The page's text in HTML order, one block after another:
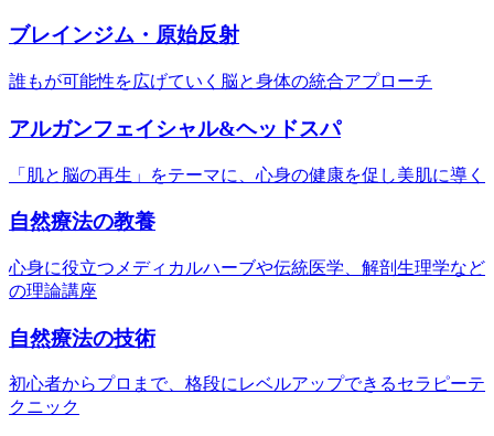
ブレインジム・原始反射
誰もが可能性を広げていく脳と身体の統合アプローチ
アルガンフェイシャル&ヘッドスパ
「肌と脳の再生」をテーマに、心身の健康を促し美肌に導く
自然療法の教養
心身に役立つメディカルハーブや伝統医学、解剖生理学など
の理論講座
自然療法の技術
初心者からプロまで、格段にレベルアップできるセラピーテ
クニック